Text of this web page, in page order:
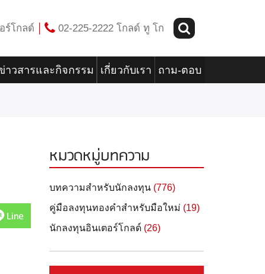
ร์โกลด์ 02-225-2222 โกลด์ ทู โก
าวสารและกิจกรรม เกี่ยวกับเรา ถาม-ตอบ
Line
หมวดหมู่บทความ
บทความสำหรับนักลงทุน (776)
คู่มือลงทุนทองคำสำหรับมือใหม่ (19)
นักลงทุนอินเตอร์โกลด์ (26)